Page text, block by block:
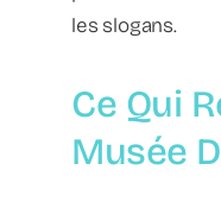
les slogans.
Ce Qui
Musée